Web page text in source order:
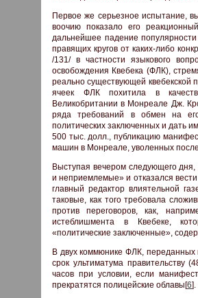
Первое же серьезное испытание,
воочию показало его
дальнейшее падение
правящих кругов от каких-либо
/131/ в частности языкового
освобождения Квебека (ФЛК),
реально существующей квебекской
ячеек ФЛК похитила в
Великобритании в Монреале Дж.
ряда требований в обмен на
политических заключенных и дать
500 тыс. долл., публикацию
машин в Монреале, уволенных
Выступая вечером следующего дня,
и неприемлемые» и отказался
главный редактор влиятельной
таковые, как того требовала
против переговоров, как,
истеблишмента в Квебеке,
«политические заключенные»,
В двух коммюнике ФЛК, переданных
срок ультиматума правительству
часов при условии, если
прекратятся полицейские облавы[6].